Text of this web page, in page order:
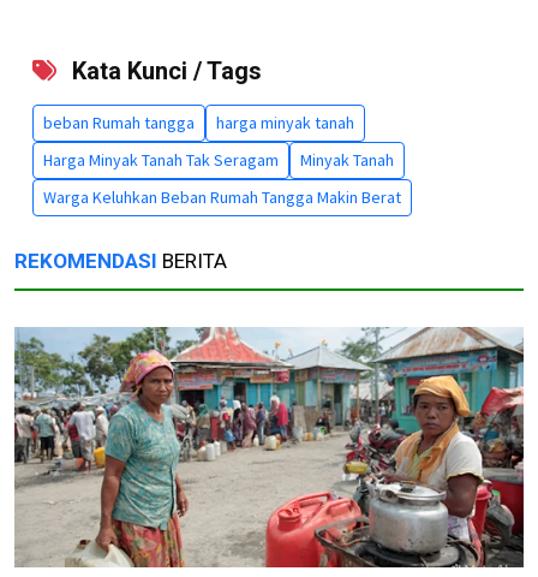
Kata Kunci / Tags
beban Rumah tangga
harga minyak tanah
Harga Minyak Tanah Tak Seragam
Minyak Tanah
Warga Keluhkan Beban Rumah Tangga Makin Berat
REKOMENDASI BERITA